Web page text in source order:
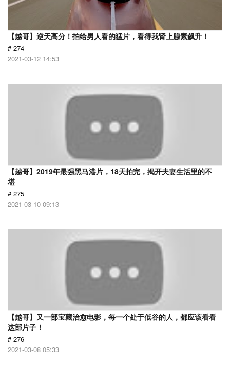
【越哥】逆天高分！拍给男人看的猛片，看得我肾上腺素飙升！
# 274
2021-03-12 14:53
【越哥】2019年最强黑马港片，18天拍完，揭开夫妻生活里的不
堪
# 275
2021-03-10 09:13
【越哥】又一部宝藏治愈电影，每一个处于低谷的人，都应该看看
这部片子！
# 276
2021-03-08 05:33